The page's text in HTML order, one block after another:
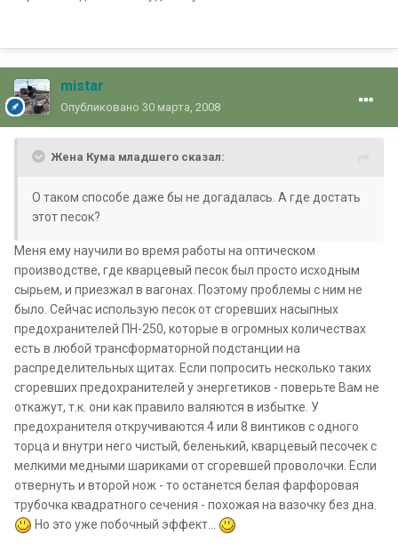
mistar
Опубликовано 30 марта, 2008
Жена Кума младшего сказал:
О таком способе даже бы не догадалась. А где достать
этот песок?
Меня ему научили во время работы на оптическом
производстве, где кварцевый песок был просто исходным
сырьем, и приезжал в вагонах. Поэтому проблемы с ним не
было. Сейчас использую песок от сгоревших насыпных
предохранителей ПН-250, которые в огромных количествах
есть в любой трансформаторной подстанции на
распределительных щитах. Если попросить несколько таких
сгоревших предохранителей у энергетиков - поверьте Вам не
откажут, т.к. они как правило валяются в избытке. У
предохранителя откручиваются 4 или 8 винтиков с одного
торца и внутри него чистый, беленький, кварцевый песочек с
мелкими медными шариками от сгоревшей проволочки. Если
отвернуть и второй нож - то останется белая фарфоровая
трубочка квадратного сечения - похожая на вазочку без дна.
Но это уже побочный эффект...